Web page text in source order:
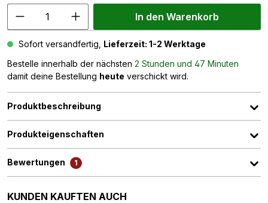
In den Warenkorb
Sofort versandfertig, Lieferzeit: 1-2 Werktage
Bestelle innerhalb der nächsten 2 Stunden und 47 Minuten
damit deine Bestellung heute verschickt wird.
Produktbeschreibung
Produkteigenschaften
Bewertungen 1
Produktgalerie überspringen
KUNDEN KAUFTEN AUCH